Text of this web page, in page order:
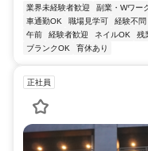
業界未経験者歓迎 副業・Wワー
車通勤OK
職場見学可 経験不問
午前
経験者歓迎 ネイルOK 残
ブランクOK
育休あり
正社員